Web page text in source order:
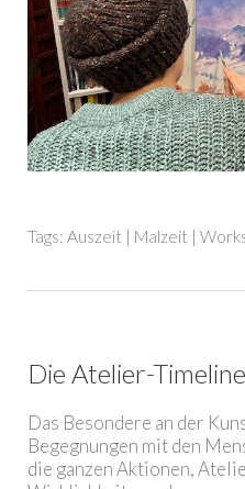
Tags: Auszeit | Malzeit |
Die Atelier-Timeline
Das Besondere an der
Begegnungen mit den
die ganzen Aktionen,